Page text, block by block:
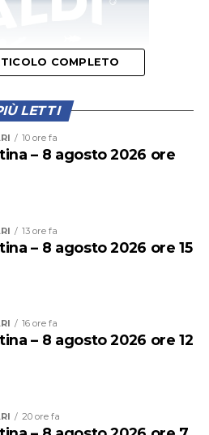
anche la somministrazione
le attività di intrattenimento
con l’obiettivo di prevenire
agli assembramenti e
spiagge.
COMPLETO
LETTI
10 ore fa
– 8 agosto 2026 ore
13 ore fa
– 8 agosto 2026 ore 15
16 ore fa
– 8 agosto 2026 ore 12
20 ore fa